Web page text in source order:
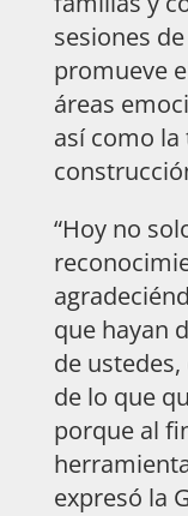
sesiones
promueve
áreas
así como la
“Hoy no
que hayan
de
de lo que
porque al
expresó la